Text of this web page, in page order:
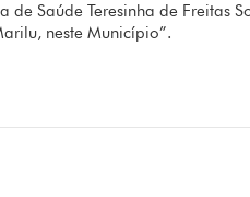
Saúde Teresinha de Freitas
neste Município”.